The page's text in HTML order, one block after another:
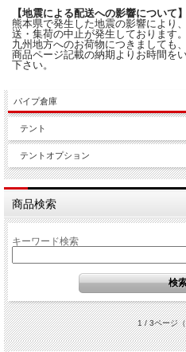
【地震による配送への影響について】
熊本県で発生した地震の影響により
送・集荷の中止が発生しております。
九州地方へのお荷物につきましても
商品ページ記載の納期よりお時間を
下さい。
パイプ倉庫
テント
テントオプション
商品検索
キーワード検索
1 / 3ページ